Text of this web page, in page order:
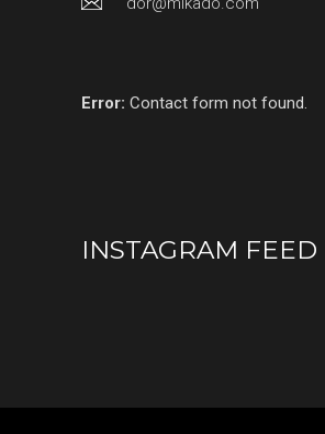
Error: Contact form not found.
INSTAGRAM FEED